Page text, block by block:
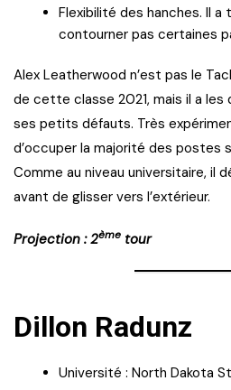
Flexibilité des hanches. Il a
contourner pas certaines
Alex Leatherwood n’est pas le
de cette classe 2021, mais il a
ses petits défauts. Très
d’occuper la majorité des postes
Comme au niveau universitaire, il
avant de glisser vers l’extérieur.
Projection : 2ème tour
Dillon Radunz
Université : North Dakota